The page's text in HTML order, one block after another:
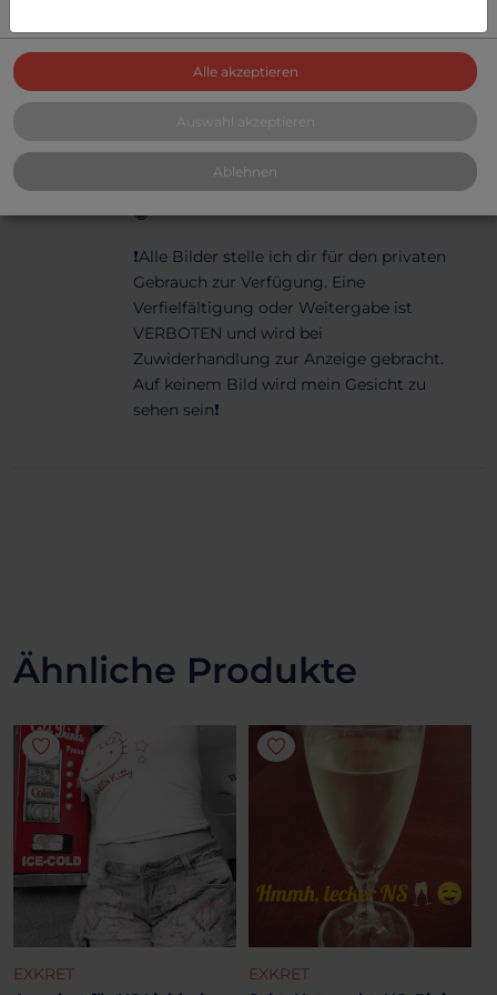
Verpackung. Bestellungen können 24/7
getätigt werden. > auf Wunsch versende
ich auch mit Hermes an einen Paketshop,
hinterlass mir hierzu eine Notiz bei deiner
Bestellung.
INFO für Allergiker: Ich habe eine Katze
😸
❗️Alle Bilder stelle ich dir für den privaten
Gebrauch zur Verfügung. Eine
Verfielfältigung oder Weitergabe ist
VERBOTEN und wird bei
Zuwiderhandlung zur Anzeige gebracht.
Auf keinem Bild wird mein Gesicht zu
sehen sein❗️
Ähnliche Produkte
EXKRET
EXKRET
Ablehnen
Auswahl akzeptieren
Alle akzeptieren